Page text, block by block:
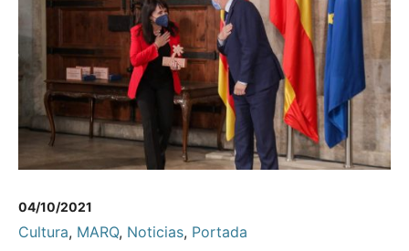
04/10/2021
Cultura, MARQ, Noticias, Portada